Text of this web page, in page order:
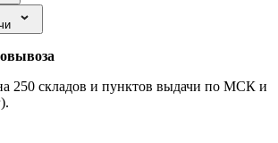
250 складов и пунктов выдачи по МСК и